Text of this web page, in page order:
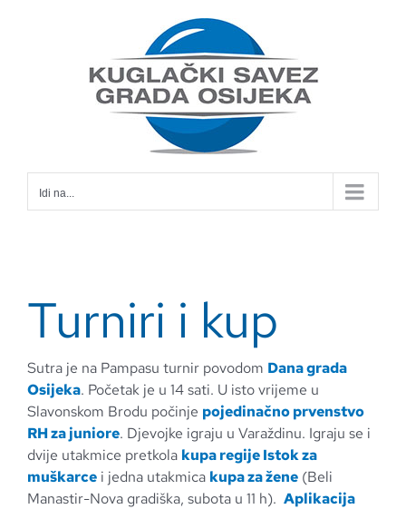
Idi na...
Turniri i kup
Sutra je na Pampasu turnir povodom Dana grada
Osijeka. Početak je u 14 sati. U isto vrijeme u
Slavonskom Brodu počinje pojedinačno prvenstvo
RH za juniore. Djevojke igraju u Varaždinu. Igraju se i
dvije utakmice pretkola kupa regije Istok za
muškarcei jedna utakmica kupa za žene(Beli
Manastir-Nova gradiška, subota u 11 h). Aplikacija